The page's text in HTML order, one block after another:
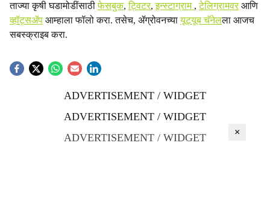
ताज्या कृषी घडामोडींसाठीफेसबुक,ट्विटर,इन्स्टाग्राम ,टेलिग्रामवरआणि
व्हॉट्सॲप आम्हाला फॉलो करा. तसेच, ॲग्रोवनच्यायूट्यूब चॅनेलला आजच
सबस्क्राइब करा.
ADVERTISEMENT / WIDGET
ADVERTISEMENT / WIDGET
ADVERTISEMENT / WIDGET
×